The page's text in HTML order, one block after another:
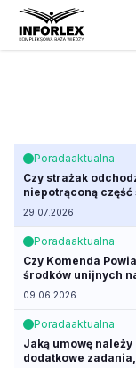
Poradaaktualna
Czy strażak
niepotrąconą
29.07.2026
Poradaaktualna
Czy Komenda
środków unijnych
09.06.2026
Poradaaktualna
Jaką umowę
dodatkowe